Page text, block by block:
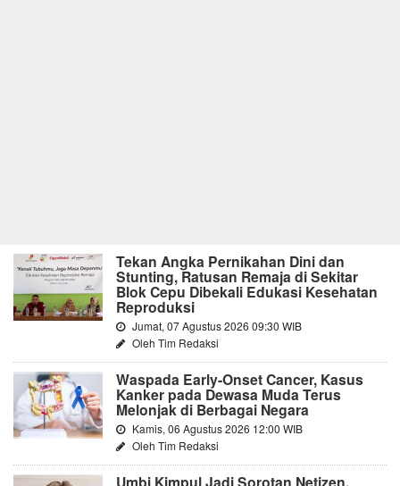
Tekan Angka Pernikahan Dini dan
Stunting, Ratusan Remaja di Sekitar
Blok Cepu Dibekali Edukasi Kesehatan
Reproduksi
Jumat, 07 Agustus 2026 09:30 WIB
Oleh Tim Redaksi
Waspada Early-Onset Cancer, Kasus
Kanker pada Dewasa Muda Terus
Melonjak di Berbagai Negara
Kamis, 06 Agustus 2026 12:00 WIB
Oleh Tim Redaksi